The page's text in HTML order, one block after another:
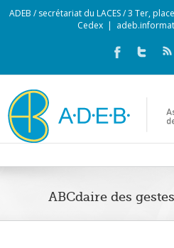
ADEB / secrétariat du LACES / 3 Ter,
Cedex |
ABCdaire des